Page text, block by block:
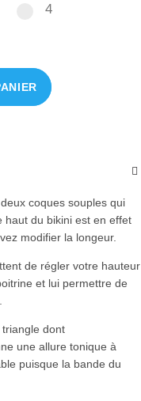
44
coques souples qui
haut du bikini est en effet
modifier la longeur.
de régler votre hauteur
et lui permettre de
dont
une allure tonique à
puisque la bande du